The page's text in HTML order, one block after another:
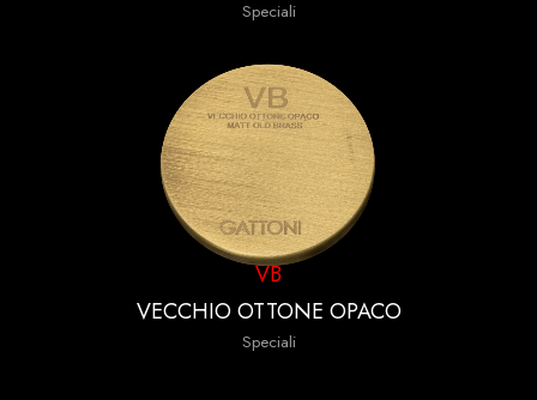
Speciali
VB
VECCHIO OTTONE OPACO
Speciali